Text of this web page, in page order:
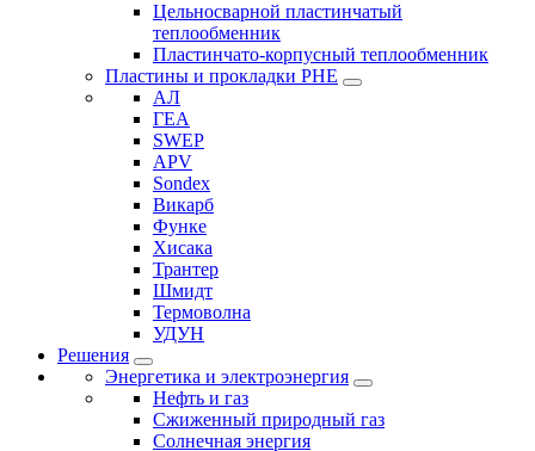
Цельносварной пластинчатый
теплообменник
Пластинчато-корпусный теплообменник
Пластины и прокладки PHE
АЛ
ГЕА
SWEP
APV
Sondex
Викарб
Функе
Хисака
Трантер
Шмидт
Термоволна
УДУН
Решения
Энергетика и электроэнергия
Нефть и газ
Сжиженный природный газ
Солнечная энергия